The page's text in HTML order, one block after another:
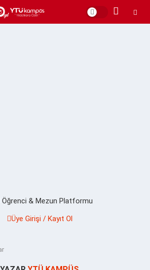
Öğrenci & Mezun Platformu
Üye Girişi / Kayıt Ol